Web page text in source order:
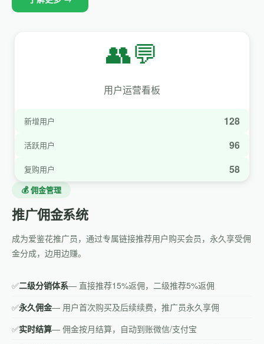
👥💬
用户运营看板
新增用户 128
活跃用户 96
复购用户 58
💰 佣金管理
推广佣金系统
成为爱鉴花推广员，通过专属链接推荐用户购买会员，永久享受佣
金分成，边用边赚。
✅二级分销体系— 直接推荐15%返佣，二级推荐5%返佣
✅永久佣金— 用户首次购买及后续续费，推广员永久享佣
✅实时结算— 佣金按月结算，自动到账微信/支付宝